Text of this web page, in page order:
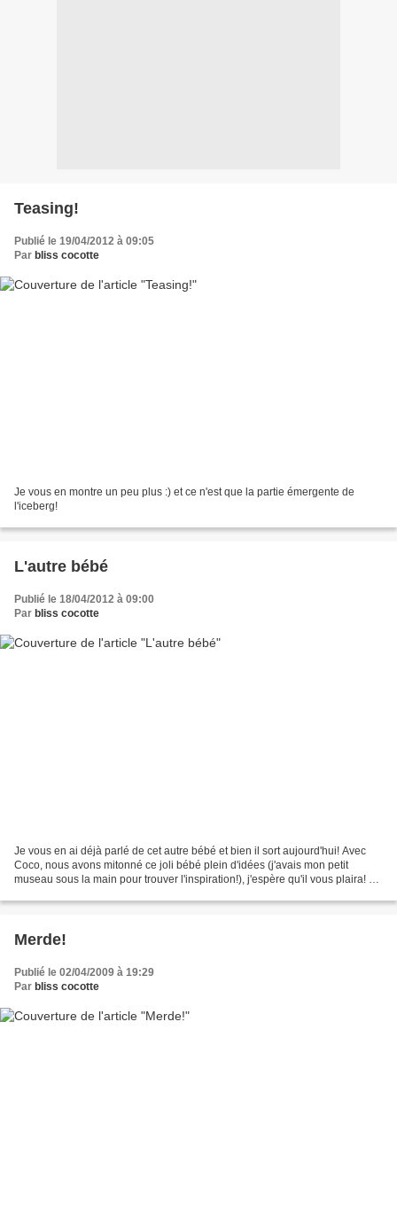
Teasing!
Publié le 19/04/2012 à 09:05
Par bliss cocotte
Je vous en montre un peu plus :) et ce n'est que la partie émergente de
l'iceberg!
L'autre bébé
Publié le 18/04/2012 à 09:00
Par bliss cocotte
Je vous en ai déjà parlé de cet autre bébé et bien il sort aujourd'hui! Avec
Coco, nous avons mitonné ce joli bébé plein d'idées (j'avais mon petit
museau sous la main pour trouver l'inspiration!), j'espère qu'il vous plaira! Et
Merde!
Publié le 02/04/2009 à 19:29
Par bliss cocotte